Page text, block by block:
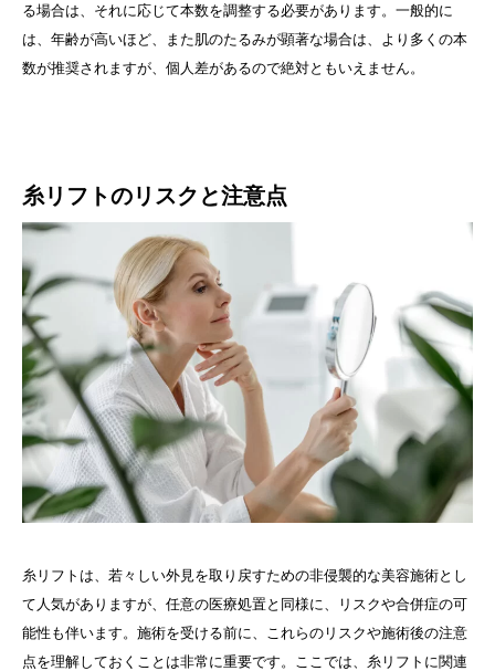
る場合は、それに応じて本数を調整する必要があります。一般的に
は、年齢が高いほど、また肌のたるみが顕著な場合は、より多くの本
数が推奨されますが、個人差があるので絶対ともいえません。
糸リフトのリスクと注意点
糸リフトは、若々しい外見を取り戻すための非侵襲的な美容施術とし
て人気がありますが、任意の医療処置と同様に、リスクや合併症の可
能性も伴います。施術を受ける前に、これらのリスクや施術後の注意
点を理解しておくことは非常に重要です。ここでは、糸リフトに関連